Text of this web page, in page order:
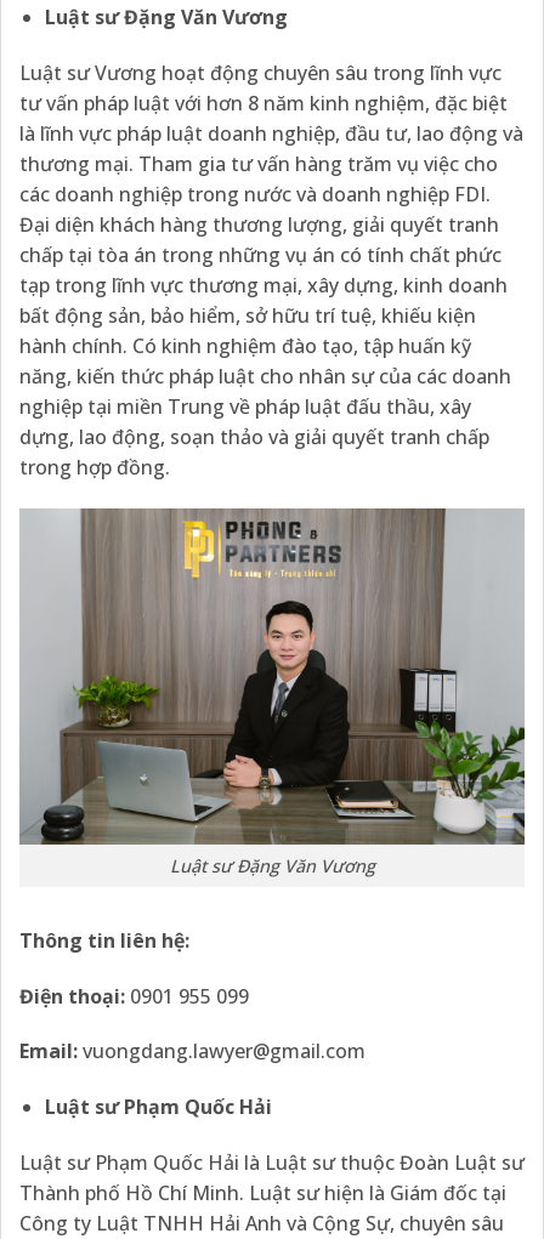
Luật sư Đặng Văn Vương
Luật sư Vương hoạt động chuyên sâu trong lĩnh vực
tư vấn pháp luật với hơn 8 năm kinh nghiệm, đặc biệt
là lĩnh vực pháp luật doanh nghiệp, đầu tư, lao động và
thương mại. Tham gia tư vấn hàng trăm vụ việc cho
các doanh nghiệp trong nước và doanh nghiệp FDI.
Đại diện khách hàng thương lượng, giải quyết tranh
chấp tại tòa án trong những vụ án có tính chất phức
tạp trong lĩnh vực thương mại, xây dựng, kinh doanh
bất động sản, bảo hiểm, sở hữu trí tuệ, khiếu kiện
hành chính. Có kinh nghiệm đào tạo, tập huấn kỹ
năng, kiến thức pháp luật cho nhân sự của các doanh
nghiệp tại miền Trung về pháp luật đấu thầu, xây
dựng, lao động, soạn thảo và giải quyết tranh chấp
trong hợp đồng.
Luật sư Đặng Văn Vương
Thông tin liên hệ:
Điện thoại: 0901 955 099
Email:vuongdang.lawyer@gmail.com
Luật sư Phạm Quốc Hải
Luật sư Phạm Quốc Hải là Luật sư thuộc Đoàn Luật sư
Thành phố Hồ Chí Minh. Luật sư hiện là Giám đốc tại
Công ty Luật TNHH Hải Anh và Cộng Sự, chuyên sâu